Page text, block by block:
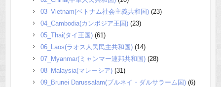
03_Vietnam(ベトナム社会主義共和国)(23)
04_Cambodia(カンボジア王国)(23)
05_Thai(タイ王国)(61)
06_Laos(ラオス人民民主共和国)(14)
07_Myanmar(ミャンマー連邦共和国)(28)
08_Malaysia(マレーシア)(31)
09_Brunei Darussalam(ブルネイ・ダルサラーム国)(6)